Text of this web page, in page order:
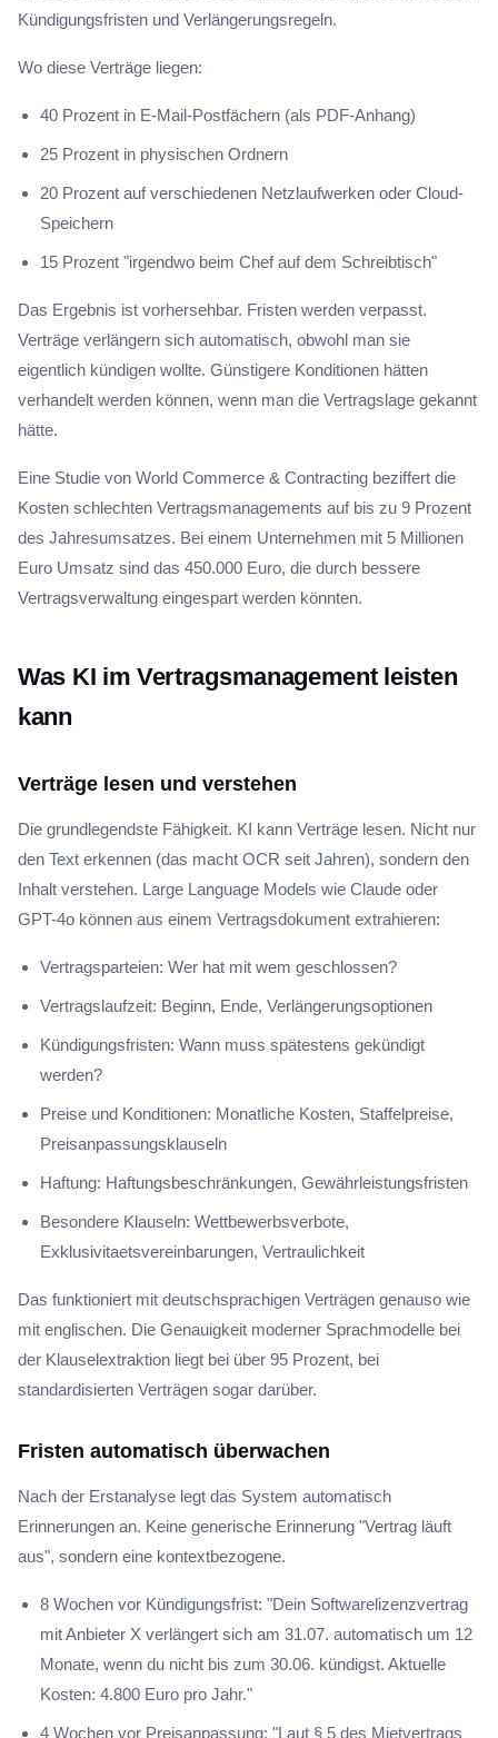
Kündigungsfristen und Verlängerungsregeln.
Wo diese Verträge liegen:
40 Prozent in E-Mail-Postfächern (als PDF-Anhang)
25 Prozent in physischen Ordnern
20 Prozent auf verschiedenen Netzlaufwerken oder Cloud-
Speichern
15 Prozent "irgendwo beim Chef auf dem Schreibtisch"
Das Ergebnis ist vorhersehbar. Fristen werden verpasst.
Verträge verlängern sich automatisch, obwohl man sie
eigentlich kündigen wollte. Günstigere Konditionen hätten
verhandelt werden können, wenn man die Vertragslage gekannt
hätte.
Eine Studie von World Commerce & Contracting beziffert die
Kosten schlechten Vertragsmanagements auf bis zu 9 Prozent
des Jahresumsatzes. Bei einem Unternehmen mit 5 Millionen
Euro Umsatz sind das 450.000 Euro, die durch bessere
Vertragsverwaltung eingespart werden könnten.
Was KI im Vertragsmanagement leisten
kann
Verträge lesen und verstehen
Die grundlegendste Fähigkeit. KI kann Verträge lesen. Nicht nur
den Text erkennen (das macht OCR seit Jahren), sondern den
Inhalt verstehen. Large Language Models wie Claude oder
GPT-4o können aus einem Vertragsdokument extrahieren:
Vertragsparteien: Wer hat mit wem geschlossen?
Vertragslaufzeit: Beginn, Ende, Verlängerungsoptionen
Kündigungsfristen: Wann muss spätestens gekündigt
werden?
Preise und Konditionen: Monatliche Kosten, Staffelpreise,
Preisanpassungsklauseln
Haftung: Haftungsbeschränkungen, Gewährleistungsfristen
Besondere Klauseln: Wettbewerbsverbote,
Exklusivitaetsvereinbarungen, Vertraulichkeit
Das funktioniert mit deutschsprachigen Verträgen genauso wie
mit englischen. Die Genauigkeit moderner Sprachmodelle bei
der Klauselextraktion liegt bei über 95 Prozent, bei
standardisierten Verträgen sogar darüber.
Fristen automatisch überwachen
Nach der Erstanalyse legt das System automatisch
Erinnerungen an. Keine generische Erinnerung "Vertrag läuft
aus", sondern eine kontextbezogene.
8 Wochen vor Kündigungsfrist: "Dein Softwarelizenzvertrag
mit Anbieter X verlängert sich am 31.07. automatisch um 12
Monate, wenn du nicht bis zum 30.06. kündigst. Aktuelle
Kosten: 4.800 Euro pro Jahr."
4 Wochen vor Preisanpassung: "Laut § 5 des Mietvertrags